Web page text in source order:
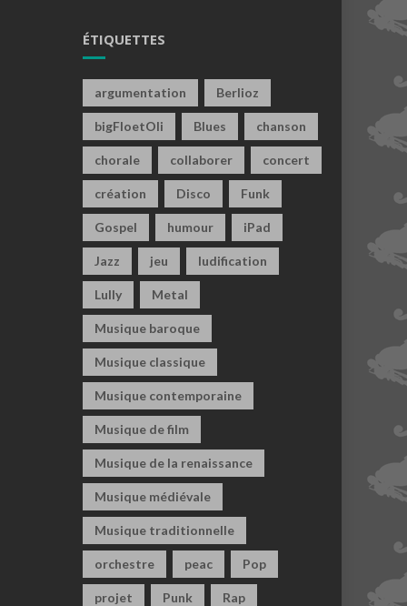
ÉTIQUETTES
argumentation Berlioz
bigFloetOli Blues chanson
chorale collaborer concert
création Disco Funk
Gospel humour iPad
Jazz jeu ludification
Lully Metal
Musique baroque
Musique classique
Musique contemporaine
Musique de film
Musique de la renaissance
Musique médiévale
Musique traditionnelle
orchestre peac Pop
projet Punk Rap